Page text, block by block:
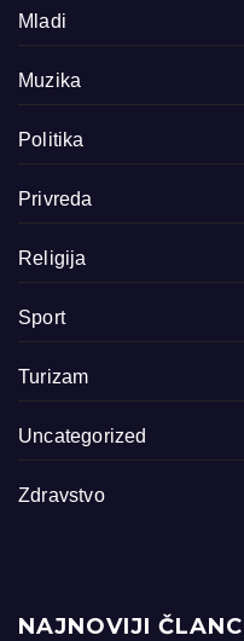
Mladi
Muzika
Politika
Privreda
Religija
Sport
Turizam
Uncategorized
Zdravstvo
NAJNOVIJI